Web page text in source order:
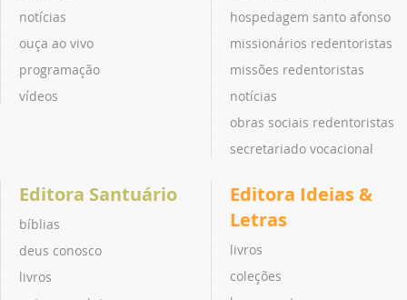
notícias
ouça ao vivo
programação
vídeos
hospedagem santo afonso
missionários redentoristas
missões redentoristas
notícias
obras sociais redentoristas
secretariado vocacional
Editora Santuário
bíblias
deus conosco
livros
Editora Ideias &
Letras
livros
coleções